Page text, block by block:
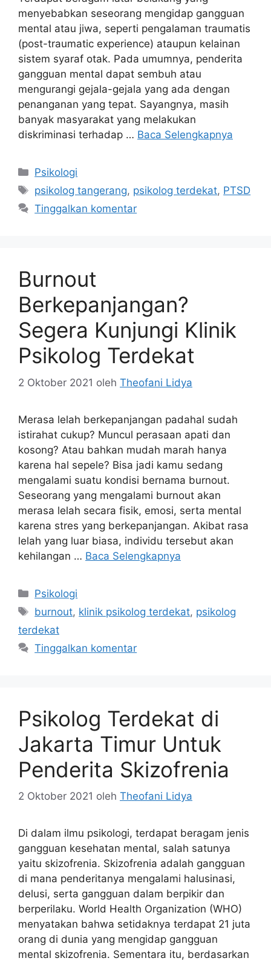
menyebabkan seseorang mengidap gangguan
mental atau jiwa, seperti pengalaman traumatis
(post-traumatic experience) ataupun kelainan
sistem syaraf otak. Pada umumnya, penderita
gangguan mental dapat sembuh atau
mengurangi gejala-gejala yang ada dengan
penanganan yang tepat. Sayangnya, masih
banyak masyarakat yang melakukan
diskriminasi terhadap … Baca Selengkapnya
Kategori
Psikologi
Tag
psikolog tangerang, psikolog terdekat, PTSD
Tinggalkan komentar
Burnout
Berkepanjangan?
Segera Kunjungi Klinik
Psikolog Terdekat
2 Oktober 2021 oleh Theofani Lidya
Merasa lelah berkepanjangan padahal sudah
istirahat cukup? Muncul perasaan apati dan
kosong? Atau bahkan mudah marah hanya
karena hal sepele? Bisa jadi kamu sedang
mengalami suatu kondisi bernama burnout.
Seseorang yang mengalami burnout akan
merasa lelah secara fisik, emosi, serta mental
karena stres yang berkepanjangan. Akibat rasa
lelah yang luar biasa, individu tersebut akan
kehilangan … Baca Selengkapnya
Kategori
Psikologi
Tag
burnout, klinik psikolog terdekat, psikolog
terdekat
Tinggalkan komentar
Psikolog Terdekat di
Jakarta Timur Untuk
Penderita Skizofrenia
2 Oktober 2021 oleh Theofani Lidya
Di dalam ilmu psikologi, terdapat beragam jenis
gangguan kesehatan mental, salah satunya
yaitu skizofrenia. Skizofrenia adalah gangguan
di mana penderitanya mengalami halusinasi,
delusi, serta gangguan dalam berpikir dan
berperilaku. World Health Organization (WHO)
menyatakan bahwa setidaknya terdapat 21 juta
orang di dunia yang mengidap gangguan
mental skizofrenia. Sementara itu, berdasarkan